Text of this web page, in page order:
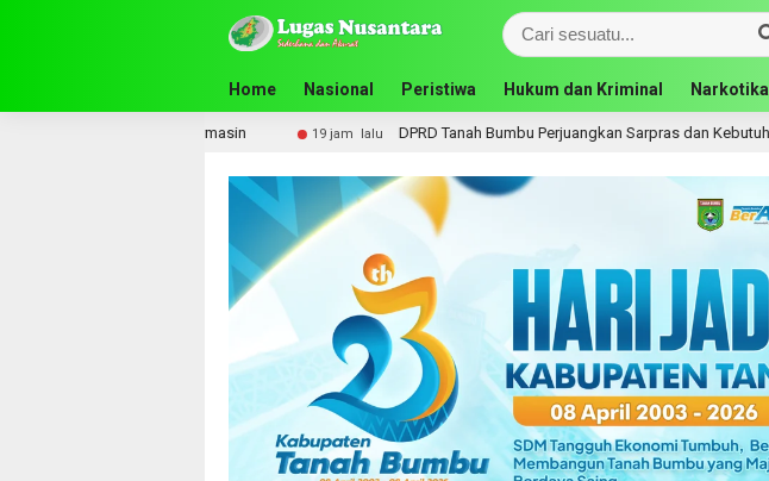
Home Nasional Peristiwa Hukum dan Kriminal Narkotika
DPRD Tanah Bumbu Perjuangkan Sarpras dan Kebutuhan Guru SMA ke Pemprov Kalsel